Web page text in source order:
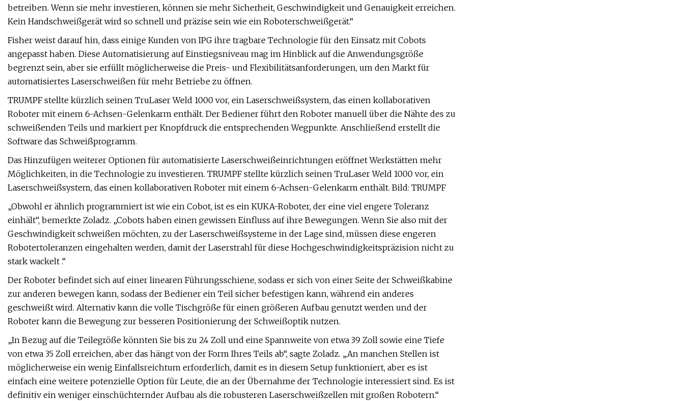
betreiben. Wenn sie mehr investieren, können sie mehr Sicherheit, Geschwindigkeit und Genauigkeit erreichen.
Kein Handschweißgerät wird so schnell und präzise sein wie ein Roboterschweißgerät.“
Fisher weist darauf hin, dass einige Kunden von IPG ihre tragbare Technologie für den Einsatz mit Cobots
angepasst haben. Diese Automatisierung auf Einstiegsniveau mag im Hinblick auf die Anwendungsgröße
begrenzt sein, aber sie erfüllt möglicherweise die Preis- und Flexibilitätsanforderungen, um den Markt für
automatisiertes Laserschweißen für mehr Betriebe zu öffnen.
TRUMPF stellte kürzlich seinen TruLaser Weld 1000 vor, ein Laserschweißsystem, das einen kollaborativen
Roboter mit einem 6-Achsen-Gelenkarm enthält. Der Bediener führt den Roboter manuell über die Nähte des zu
schweißenden Teils und markiert per Knopfdruck die entsprechenden Wegpunkte. Anschließend erstellt die
Software das Schweißprogramm.
Das Hinzufügen weiterer Optionen für automatisierte Laserschweißeinrichtungen eröffnet Werkstätten mehr
Möglichkeiten, in die Technologie zu investieren. TRUMPF stellte kürzlich seinen TruLaser Weld 1000 vor, ein
Laserschweißsystem, das einen kollaborativen Roboter mit einem 6-Achsen-Gelenkarm enthält. Bild: TRUMPF
„Obwohl er ähnlich programmiert ist wie ein Cobot, ist es ein KUKA-Roboter, der eine viel engere Toleranz
einhält“, bemerkte Zoladz. „Cobots haben einen gewissen Einfluss auf ihre Bewegungen. Wenn Sie also mit der
Geschwindigkeit schweißen möchten, zu der Laserschweißsysteme in der Lage sind, müssen diese engeren
Robotertoleranzen eingehalten werden, damit der Laserstrahl für diese Hochgeschwindigkeitspräzision nicht zu
stark wackelt .“
Der Roboter befindet sich auf einer linearen Führungsschiene, sodass er sich von einer Seite der Schweißkabine
zur anderen bewegen kann, sodass der Bediener ein Teil sicher befestigen kann, während ein anderes
geschweißt wird. Alternativ kann die volle Tischgröße für einen größeren Aufbau genutzt werden und der
Roboter kann die Bewegung zur besseren Positionierung der Schweißoptik nutzen.
„In Bezug auf die Teilegröße könnten Sie bis zu 24 Zoll und eine Spannweite von etwa 39 Zoll sowie eine Tiefe
von etwa 35 Zoll erreichen, aber das hängt von der Form Ihres Teils ab“, sagte Zoladz. „An manchen Stellen ist
möglicherweise ein wenig Einfallsreichtum erforderlich, damit es in diesem Setup funktioniert, aber es ist
einfach eine weitere potenzielle Option für Leute, die an der Übernahme der Technologie interessiert sind. Es ist
definitiv ein weniger einschüchternder Aufbau als die robusteren Laserschweißzellen mit großen Robotern.“